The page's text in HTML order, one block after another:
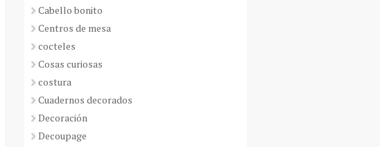
Cabello bonito
Centros de mesa
cocteles
Cosas curiosas
costura
Cuadernos decorados
Decoración
Decoupage